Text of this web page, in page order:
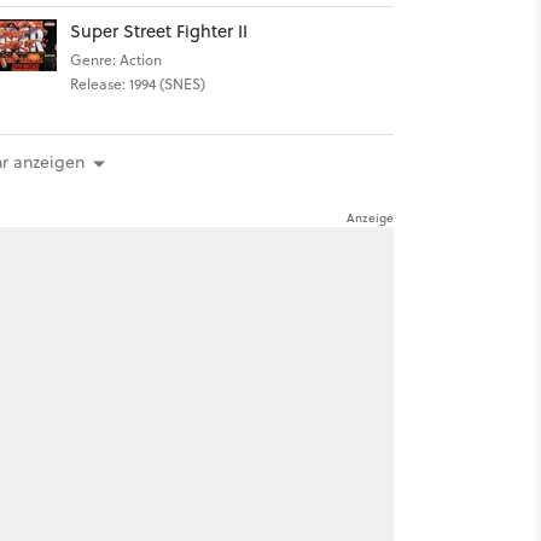
Super Street Fighter II
Genre: Action
Release: 1994 (SNES)
anzeigen